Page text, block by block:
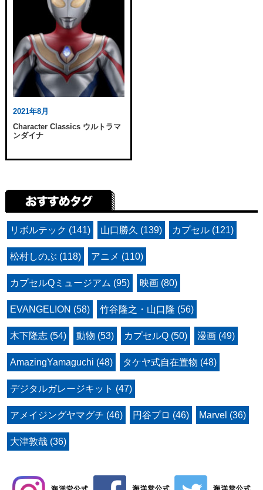
2021年8月
Character Classics ウルトラマ
ンダイナ
リボルテック (141) 山口勝久 (139) カプセル (121)
松村しのぶ (118) アニメ (110)
カプセルQミュージアム (95) 映画 (80)
EVANGELION (58) 竹谷隆之・山口隆 (56)
木下隆志 (54) 動物 (53) カプセルQ (50) 漫画 (49)
AmazingYamaguchi (48) タケヤ式自在置物 (48)
デジタルガレージキット (47)
アメイジングヤマグチ (46) 円谷プロ (46) Marvel (36)
大津敦哉 (36)